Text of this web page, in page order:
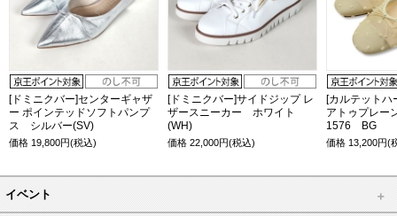
[ドミニクバー]センターギャザ
ー ポインテッドソフトパンプ
ス シルバー(SV)
価格 19,800円(税込)
[ドミニクバー]サイドジップ レ
ザースニーカー ホワイト
(WH)
価格22,000円(税込)
[カルテットハ
アトゥプレー
1576 BG
価格 13,200円(
イベント